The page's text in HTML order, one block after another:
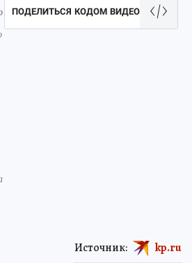
ПОДЕЛИТЬСЯ КОДОМ ВИДЕО
Источник: kp.ru